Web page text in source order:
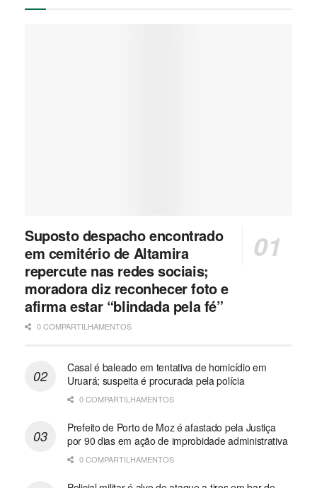
Suposto despacho encontrado
em cemitério de Altamira
repercute nas redes sociais;
moradora diz reconhecer foto e
afirma estar “blindada pela fé”
0 COMPARTILHAMENTOS
Casal é baleado em tentativa de homicídio em
Uruará; suspeita é procurada pela polícia
0 COMPARTILHAMENTOS
Prefeito de Porto de Moz é afastado pela Justiça
por 90 dias em ação de improbidade administrativa
0 COMPARTILHAMENTOS